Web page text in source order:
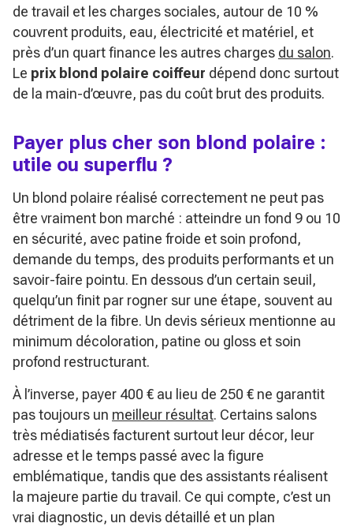
de travail et les charges sociales, autour de 10 %
couvrent produits, eau, électricité et matériel, et
près d’un quart finance les autres charges du salon.
Le prix blond polaire coiffeur dépend donc surtout
de la main-d’œuvre, pas du coût brut des produits.
Payer plus cher son blond polaire :
utile ou superflu ?
Un blond polaire réalisé correctement ne peut pas
être vraiment bon marché : atteindre un fond 9 ou 10
en sécurité, avec patine froide et soin profond,
demande du temps, des produits performants et un
savoir-faire pointu. En dessous d’un certain seuil,
quelqu’un finit par rogner sur une étape, souvent au
détriment de la fibre. Un devis sérieux mentionne au
minimum décoloration, patine ou gloss et soin
profond restructurant.
À l’inverse, payer 400 € au lieu de 250 € ne garantit
pas toujours un meilleur résultat. Certains salons
très médiatisés facturent surtout leur décor, leur
adresse et le temps passé avec la figure
emblématique, tandis que des assistants réalisent
la majeure partie du travail. Ce qui compte, c’est un
vrai diagnostic, un devis détaillé et un plan